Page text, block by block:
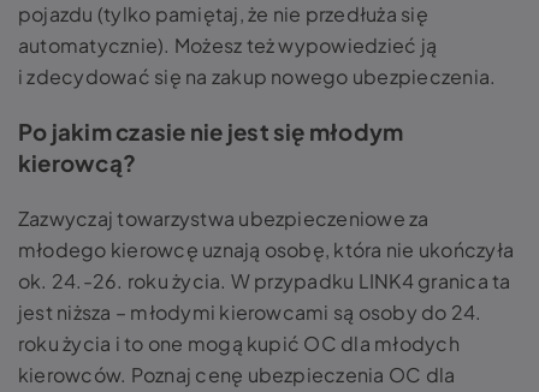
pojazdu (tylko pamiętaj, że nie przedłuża się
automatycznie). Możesz też wypowiedzieć ją
i zdecydować się na zakup nowego ubezpieczenia.
Po jakim czasie nie jest się młodym
kierowcą?
Zazwyczaj towarzystwa ubezpieczeniowe za
młodego kierowcę uznają osobę, która nie ukończyła
ok. 24.-26. roku życia. W przypadku LINK4 granica ta
jest niższa – młodymi kierowcami są osoby do 24.
roku życia i to one mogą kupić OC dla młodych
kierowców. Poznaj cenę ubezpieczenia OC dla